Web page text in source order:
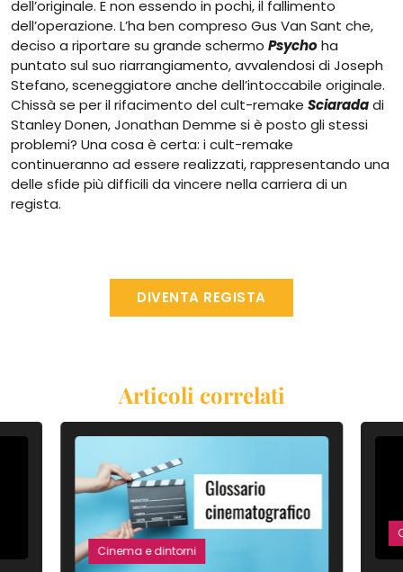
dell’originale. E non essendo in pochi, il fallimento
dell’operazione. L’ha ben compreso Gus Van Sant che,
deciso a riportare su grande schermo Psychoha
puntato sul suo riarrangiamento, avvalendosi di Joseph
Stefano, sceneggiatore anche dell’intoccabile originale.
Chissà se per il rifacimento del cult-remake Sciaradadi
Stanley Donen, Jonathan Demme si è posto gli stessi
problemi? Una cosa è certa: i cult-remake
continueranno ad essere realizzati, rappresentando una
delle sfide più difficili da vincere nella carriera di un
regista.
DIVENTA REGISTA
Articoli correlati
Cinema e dintorni